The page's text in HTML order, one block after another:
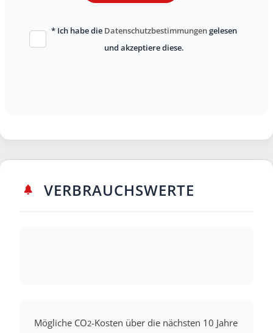
* Ich habe die Datenschutzbestimmungengelesen
und akzeptiere diese.
VERBRAUCHSWERTE
Mögliche CO2-Kosten über die nächsten 10 Jahre